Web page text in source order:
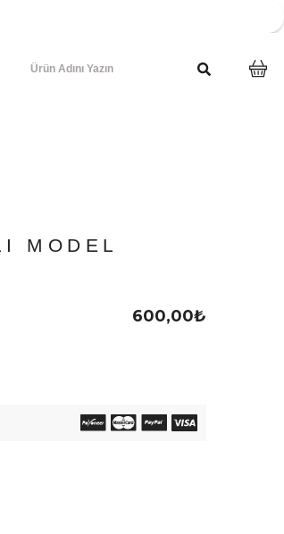
MODEL
600,00₺